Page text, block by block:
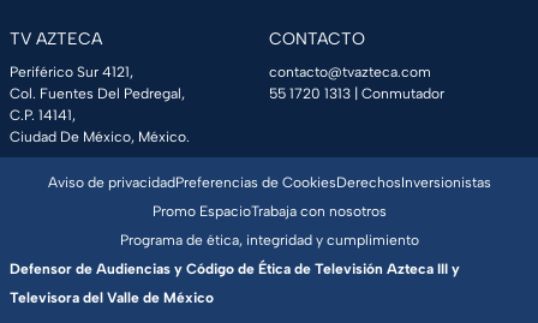
TV AZTECA
Periférico Sur 4121,
Col. Fuentes Del Pedregal,
C.P. 14141,
Ciudad De México, México.
CONTACTO
contacto@tvazteca.com
55 1720 1313 | Conmutador
Aviso de privacidadPreferencias de CookiesDerechosInversionistas
Promo EspacioTrabaja con nosotros
Programa de ética, integridad y cumplimiento
Defensor de Audiencias y Código de Ética de Televisión Azteca III y
Televisora del Valle de México